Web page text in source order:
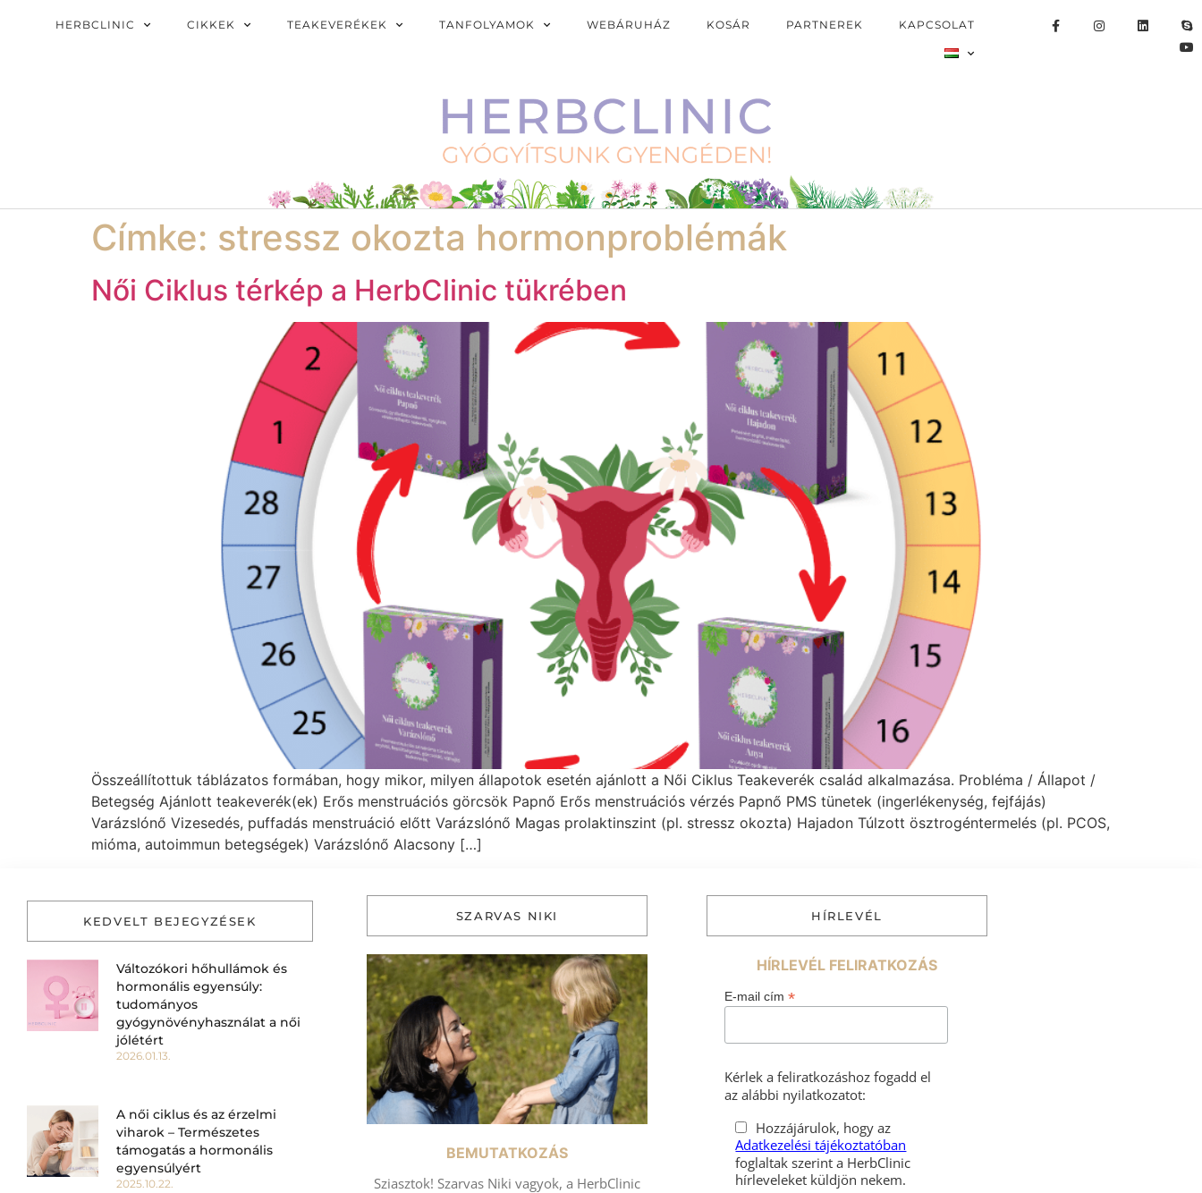
HERBCLINIC CIKKEK TEAKEVERÉKEK TANFOLYAMOK WEBÁRUHÁZ KOSÁR PARTNEREK KAPCSOLAT
Címke: stressz okozta hormonproblémák
Női Ciklus térkép a HerbClinic tükrében
Összeállítottuk táblázatos formában, hogy mikor, milyen állapotok esetén ajánlott a Női Ciklus Teakeverék család alkalmazása. Probléma / Állapot /
Betegség Ajánlott teakeverék(ek) Erős menstruációs görcsök Papnő Erős menstruációs vérzés Papnő PMS tünetek (ingerlékenység, fejfájás)
Varázslónő Vizesedés, puffadás menstruáció előtt Varázslónő Magas prolaktinszint (pl. stressz okozta) Hajadon Túlzott ösztrogéntermelés (pl. PCOS,
mióma, autoimmun betegségek) Varázslónő Alacsony […]
KEDVELT BEJEGYZÉSEK
Változókori hőhullámok és
hormonális egyensúly:
tudományos
gyógynövényhasználat a női
jólétért
2026.01.13.
A női ciklus és az érzelmi
viharok – Természetes
támogatás a hormonális
egyensúlyért
2025.10.22.
SZARVAS NIKI
BEMUTATKOZÁS
Sziasztok! Szarvas Niki vagyok, a HerbClinic
HÍRLEVÉL
HÍRLEVÉL FELIRATKOZÁS
E-mail cím *
Kérlek a feliratkozáshoz fogadd el
az alábbi nyilatkozatot:
Hozzájárulok, hogy az
Adatkezelési tájékoztatóban
foglaltak szerint a HerbClinic
hírleveleket küldjön nekem.